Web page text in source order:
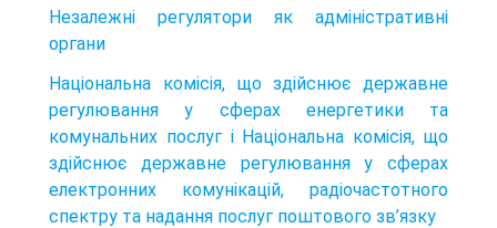
Незалежні регулятори як адміністративні
органи
Національна комісія, що здійснює державне
регулювання у сферах енергетики та
комунальних послуг і Національна комісія, що
здійснює державне регулювання у сферах
електронних комунікацій, радіочастотного
спектру та надання послуг поштового зв’язку